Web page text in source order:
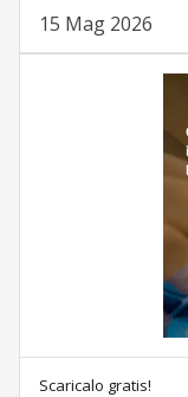
15 Mag 2026
Scaricalo gratis!